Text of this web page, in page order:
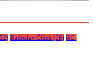
Radoslav Čížek (58) RC-